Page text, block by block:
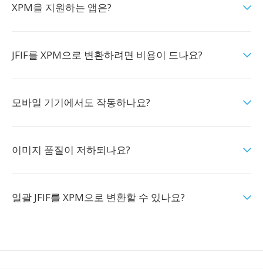
XPM을 지원하는 앱은?
JFIF를 XPM으로 변환하려면 비용이 드나요?
모바일 기기에서도 작동하나요?
이미지 품질이 저하되나요?
일괄 JFIF를 XPM으로 변환할 수 있나요?